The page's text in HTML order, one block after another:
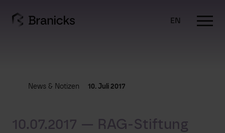
content
EN
News & Notizen 10. Juli 2017
10.07.2017 — RAG-Stiftung